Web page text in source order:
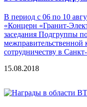
В период с 06 по 10
«Концерн «Гранит-
заседания Подгруппы
межправительственной
сотрудничеству в
15.08.2018